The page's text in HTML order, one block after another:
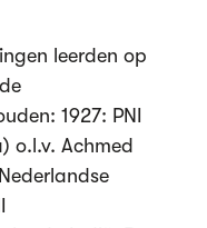
leerden op
1927: PNI
o.l.v. Achmed